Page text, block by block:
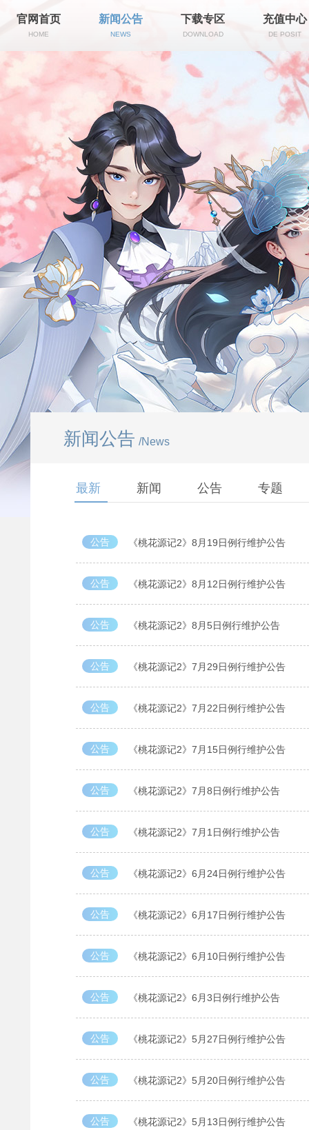
官网首页
HOME
新闻公告
NEWS
下载专区
DOWNLOAD
充值中心
DE POSIT
新闻公告 /News
最新 新闻 公告 专题
公告 《桃花源记2》8月19日例行维护公告
公告 《桃花源记2》8月12日例行维护公告
公告 《桃花源记2》8月5日例行维护公告
公告 《桃花源记2》7月29日例行维护公告
公告 《桃花源记2》7月22日例行维护公告
公告 《桃花源记2》7月15日例行维护公告
公告 《桃花源记2》7月8日例行维护公告
公告 《桃花源记2》7月1日例行维护公告
公告 《桃花源记2》6月24日例行维护公告
公告 《桃花源记2》6月17日例行维护公告
公告 《桃花源记2》6月10日例行维护公告
公告 《桃花源记2》6月3日例行维护公告
公告 《桃花源记2》5月27日例行维护公告
公告 《桃花源记2》5月20日例行维护公告
公告 《桃花源记2》5月13日例行维护公告